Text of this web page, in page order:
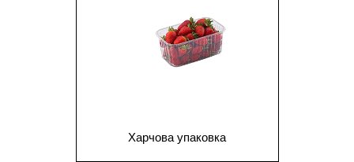
Харчова упаковка